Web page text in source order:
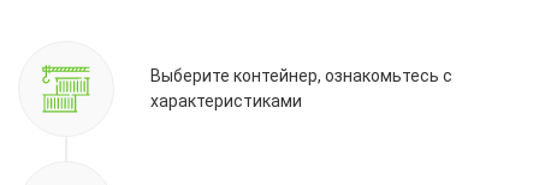
Выберите контейнер, ознакомьтесь с
характеристиками